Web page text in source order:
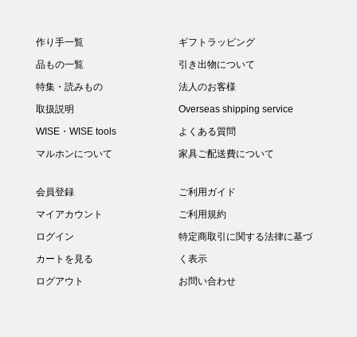
作り手一覧
品もの一覧
特集・読みもの
取扱説明
WISE・WISE tools
マルホンについて
ギフトラッピング
引き出物について
法人のお客様
Overseas shipping service
よくある質問
家具ご配送費について
会員登録
マイアカウント
ログイン
カートを見る
ログアウト
ご利用ガイド
ご利用規約
特定商取引に関する法律に基づ
く表示
お問い合わせ